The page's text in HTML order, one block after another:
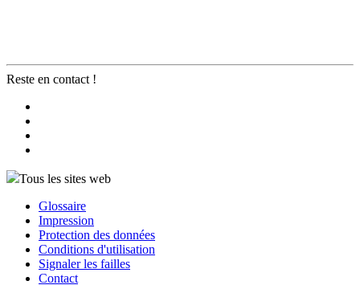
Reste en contact !
Tous les sites web
Glossaire
Impression
Protection des données
Conditions d'utilisation
Signaler les failles
Contact